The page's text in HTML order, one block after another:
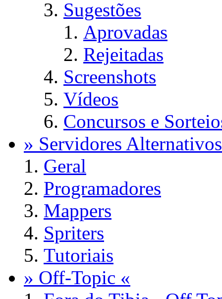
Sugestões
Aprovadas
Rejeitadas
Screenshots
Vídeos
Concursos e
» Servidores
Geral
Programadores
Mappers
Spriters
Tutoriais
» Off-Topic «